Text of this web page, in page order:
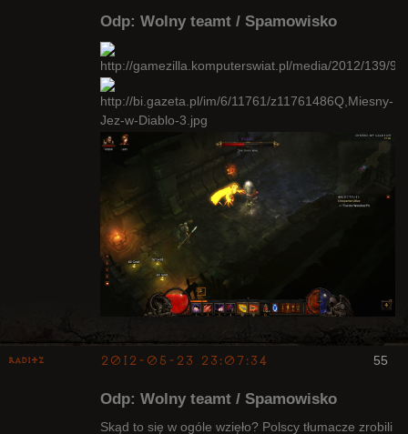
Odp: Wolny teamt / Spamowisko
55
Raditz 2012-05-23 23:07:34
Odp: Wolny teamt / Spamowisko
Skąd to się w ogóle wzięło? Polscy tłumacze zrobili